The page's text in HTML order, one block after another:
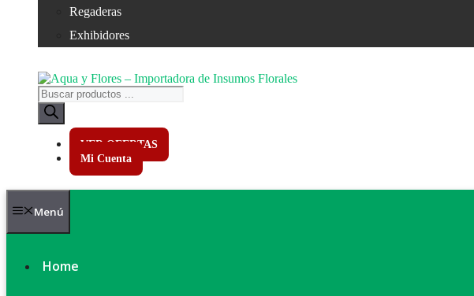
Regaderas
Exhibidores
Búsqueda
de
productos
VER OFERTAS
Mi Cuenta
Menú
Home